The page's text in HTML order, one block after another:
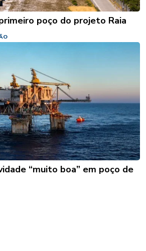
poço do projeto Raia
“muito boa” em poço de